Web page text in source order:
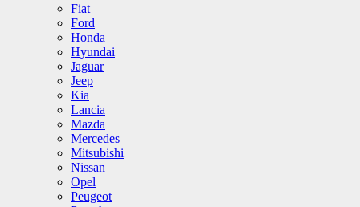
Fiat
Ford
Honda
Hyundai
Jaguar
Jeep
Kia
Lancia
Mazda
Mercedes
Mitsubishi
Nissan
Opel
Peugeot